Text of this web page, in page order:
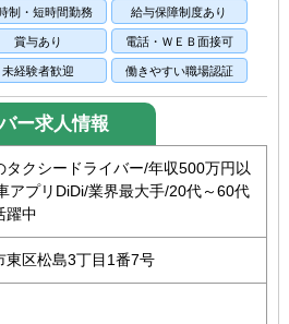
制・短時間勤務 給与保障制度あり
賞与あり 電話・ＷＥＢ面接可
未経験者歓迎 働きやすい職場認証
ー求人情報
タクシードライバー/年収500万円以
アプリDiDi/業界最大手/20代～60代
躍中
東区松島3丁目1番7号